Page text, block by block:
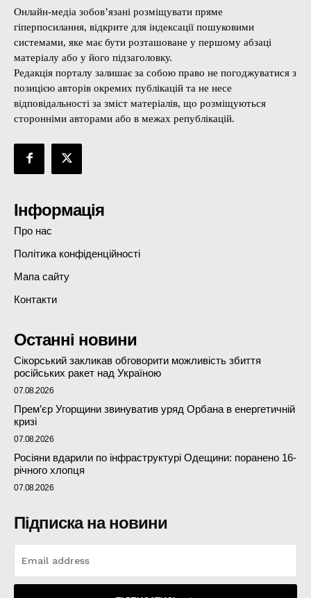
Онлайн-медіа зобов’язані розміщувати пряме
гіперпосилання, відкрите для індексації пошуковими
системами, яке має бути розташоване у першому абзаці
матеріалу або у його підзаголовку.
Редакція порталу залишає за собою право не погоджуватися з
позицією авторів окремих публікацій та не несе
відповідальності за зміст матеріалів, що розміщуються
сторонніми авторами або в межах републікацій.
Інформація
Про нас
Політика конфіденційності
Мапа сайту
Контакти
Останні новини
Сікорський закликав обговорити можливість збиття
російських ракет над Україною
07.08.2026
Прем’єр Угорщини звинуватив уряд Орбана в енергетичній
кризі
07.08.2026
Росіяни вдарили по інфраструктурі Одещини: поранено 16-
річного хлопця
07.08.2026
Підписка на новини